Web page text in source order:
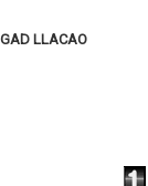
LLACAO